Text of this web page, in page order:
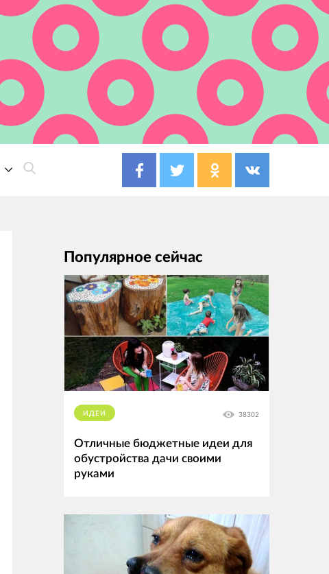
Популярное сейчас
ИДЕИ 38302
Отличные бюджетные идеи для
обустройства дачи своими
руками